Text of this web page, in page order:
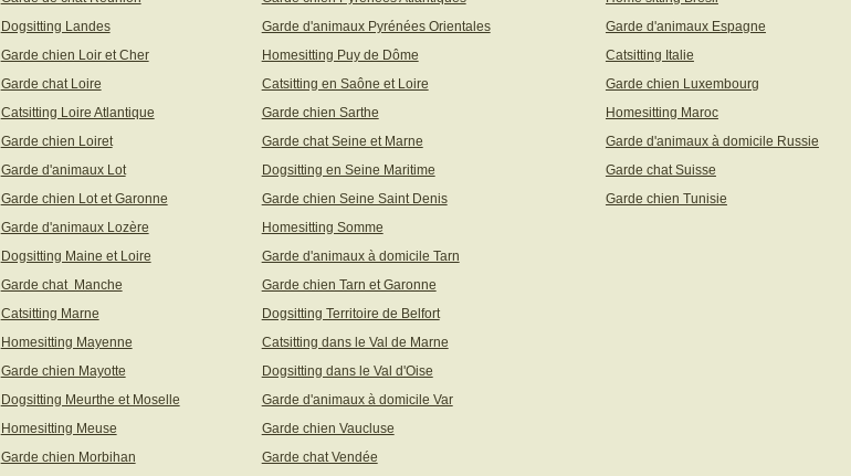
Dogsitting Landes Garde d'animaux Pyrénées Orientales
Garde d'animaux Espagne
Garde chien Loir et Cher Homesitting Puy de Dôme
Catsitting Italie
Garde chat Loire Catsitting en Saône et Loire
Garde chien Luxembourg
Catsitting Loire Atlantique Garde chien Sarthe
Homesitting Maroc
Garde chien Loiret Garde chat Seine et Marne
Garde d'animaux à domicile Russie
Garde d'animaux Lot Dogsitting en Seine Maritime
Garde chat Suisse
Garde chien Lot et Garonne Garde chien Seine Saint Denis
Garde chien Tunisie
Garde d'animaux Lozère
Homesitting Somme
Dogsitting Maine et Loire
Garde d'animaux à domicile Tarn
Garde chat Manche
Garde chien Tarn et Garonne
Catsitting Marne
Dogsitting Territoire de Belfort
Homesitting Mayenne
Catsitting dans le Val de Marne
Garde chien Mayotte
Dogsitting dans le Val d'Oise
Dogsitting Meurthe et Moselle
Garde d'animaux à domicile Var
Homesitting Meuse
Garde chien Vaucluse
Garde chien Morbihan Garde chat Vendée